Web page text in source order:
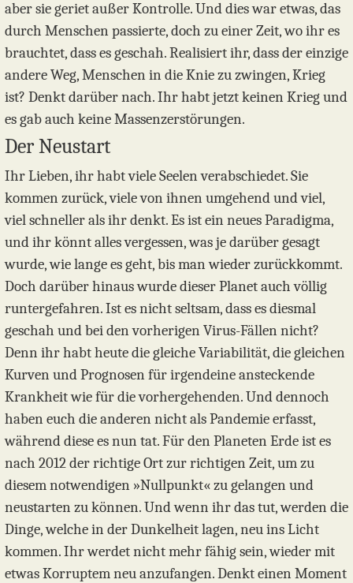
aber sie geriet außer Kontrolle. Und dies war etwas, das
durch Menschen passierte, doch zu einer Zeit, wo ihr es
brauchtet, dass es geschah. Realisiert ihr, dass der einzige
andere Weg, Menschen in die Knie zu zwingen, Krieg
ist? Denkt darüber nach. Ihr habt jetzt keinen Krieg und
es gab auch keine Massenzerstörungen.
Der Neustart
Ihr Lieben, ihr habt viele Seelen verabschiedet. Sie
kommen zurück, viele von ihnen umgehend und viel,
viel schneller als ihr denkt. Es ist ein neues Paradigma,
und ihr könnt alles vergessen, was je darüber gesagt
wurde, wie lange es geht, bis man wieder zurückkommt.
Doch darüber hinaus wurde dieser Planet auch völlig
runtergefahren. Ist es nicht seltsam, dass es diesmal
geschah und bei den vorherigen Virus-Fällen nicht?
Denn ihr habt heute die gleiche Variabilität, die gleichen
Kurven und Prognosen für irgendeine ansteckende
Krankheit wie für die vorhergehenden. Und dennoch
haben euch die anderen nicht als Pandemie erfasst,
während diese es nun tat. Für den Planeten Erde ist es
nach 2012 der richtige Ort zur richtigen Zeit, um zu
diesem notwendigen »Nullpunkt« zu gelangen und
neustarten zu können. Und wenn ihr das tut, werden die
Dinge, welche in der Dunkelheit lagen, neu ins Licht
kommen. Ihr werdet nicht mehr fähig sein, wieder mit
etwas Korruptem neu anzufangen. Denkt einen Moment